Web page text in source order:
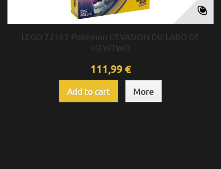
LEGO 72163 Pokémon L’EVASION DU LABO DE
MEWTWO
111,99 €
Add to cart More